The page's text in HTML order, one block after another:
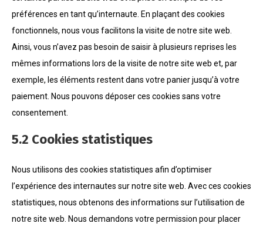
préférences en tant qu’internaute. En plaçant des cookies
fonctionnels, nous vous facilitons la visite de notre site web.
Ainsi, vous n’avez pas besoin de saisir à plusieurs reprises les
mêmes informations lors de la visite de notre site web et, par
exemple, les éléments restent dans votre panier jusqu’à votre
paiement. Nous pouvons déposer ces cookies sans votre
consentement.
5.2 Cookies statistiques
Nous utilisons des cookies statistiques afin d’optimiser
l’expérience des internautes sur notre site web. Avec ces cookies
statistiques, nous obtenons des informations sur l’utilisation de
notre site web. Nous demandons votre permission pour placer